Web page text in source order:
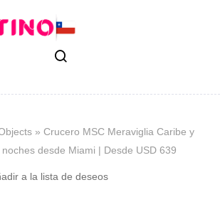
» Crucero MSC Meraviglia Caribe y
desde Miami | Desde USD 639
a la lista de deseos